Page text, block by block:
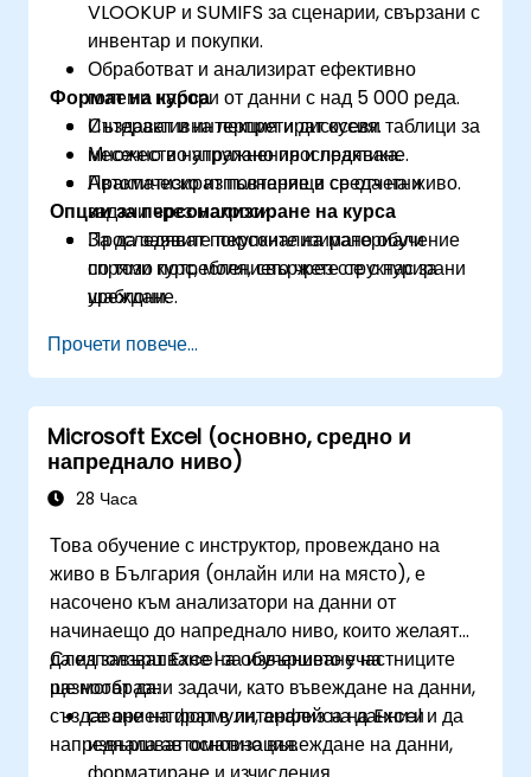
VLOOKUP и SUMIFS за сценарии, свързани с
инвентар и покупки.
Обработват и анализират ефективно
големи набори от данни с над 5 000 реда.
Създават и интерпретират осеви таблици за
месечно и натрупано проследяване.
Автоматизират повтарящи се отчетни
задачи чрез макроси.
Проследяват покупките на материали
спрямо потреблението чрез структурирани
шаблони.
Формат на курса
Интерактивна лекция и дискусия.
Множество упражнения и практика.
Практическо изпълнение в среда на живо.
Опции за персонализиране на курса
За да заявите персонализирано обучение
по този курс, моля, свържете се с нас за
уреждане.
Прочети повече...
Microsoft Excel (основно, средно и
напреднало ниво)
28 Часа
Това обучение с инструктор, провеждано на
живо в България (онлайн или на място), е
насочено към анализатори на данни от
начинаещо до напреднало ниво, които желаят
да използват Excel за извършване на
разнообразни задачи, като въвеждане на данни,
създаване на формули, анализ на данни и
напреднала автоматизация.
След завършване на обучението участниците
ще могат да:
се ориентират в интерфейса на Excel и да
извършват основно въвеждане на данни,